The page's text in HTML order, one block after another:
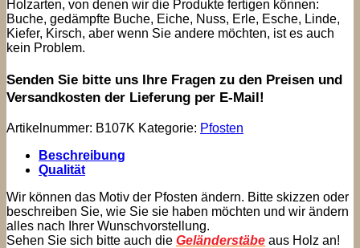
Holzarten, von denen wir die Produkte fertigen können:
Buche, gedämpfte Buche, Eiche, Nuss, Erle, Esche, Linde,
Kiefer, Kirsch, aber wenn Sie andere möchten, ist es auch
kein Problem.
Senden Sie bitte uns Ihre Fragen zu den Preisen und
Versandkosten der Lieferung per E-Mail!
Artikelnummer: B107K Kategorie: Pfosten
Beschreibung
Qualität
Wir können das Motiv der Pfosten ändern. Bitte skizzen oder
beschreiben Sie, wie Sie sie haben möchten und wir ändern
alles nach Ihrer Wunschvorstellung.
Sehen Sie sich bitte auch die Geländerstäbe aus Holz an!